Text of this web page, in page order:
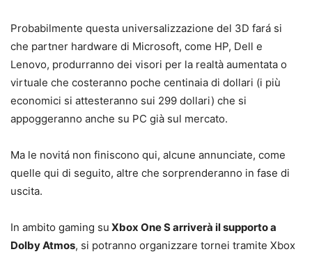
Probabilmente questa universalizzazione del 3D fará si
che partner hardware di Microsoft, come HP, Dell e
Lenovo, produrranno dei visori per la realtà aumentata o
virtuale che costeranno poche centinaia di dollari (i più
economici si attesteranno sui 299 dollari) che si
appoggeranno anche su PC già sul mercato.
Ma le novitá non finiscono qui, alcune annunciate, come
quelle qui di seguito, altre che sorprenderanno in fase di
uscita.
In ambito gaming su Xbox One S arriverà il supporto a
Dolby Atmos, si potranno organizzare tornei tramite Xbox